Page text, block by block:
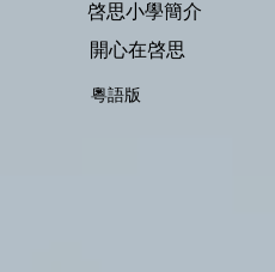
啓思小學簡介
開心在啓思
​粵語版